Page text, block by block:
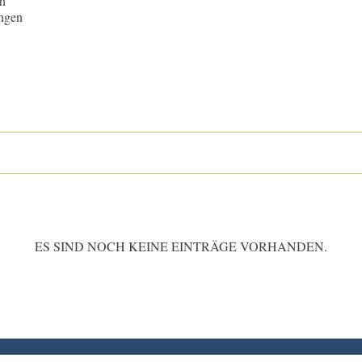
ES SIND NOCH KEINE EINTRÄGE VORHANDEN.